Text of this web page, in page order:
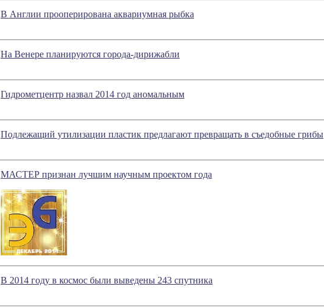
В Англии прооперирована аквариумная рыбка
На Венере планируются города-дирижабли
Гидрометцентр назвал 2014 год аномальным
Подлежащий утилизации пластик предлагают превращать в съедобные грибы
МАСТЕР признан лучшим научным проектом года
В 2014 году в космос были выведены 243 спутника